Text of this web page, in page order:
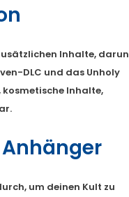
Inhalte,
DLC und das Unholy
Inhalte,
um deinen Kult zu